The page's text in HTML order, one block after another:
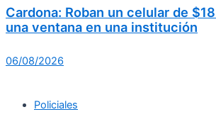
Cardona: Roban un celular de
una ventana en una institución
06/08/2026
Policiales